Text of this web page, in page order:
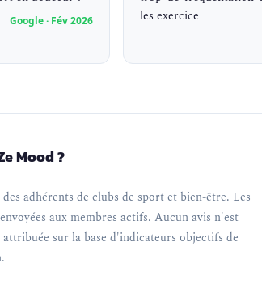
Google · Fév 2026
les exercice
Mood ?
adhérents de clubs de sport et bien-être. Les
aux membres actifs. Aucun avis n'est
sur la base d'indicateurs objectifs de